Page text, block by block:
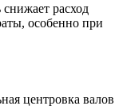
расход
особенно при
центровка валов